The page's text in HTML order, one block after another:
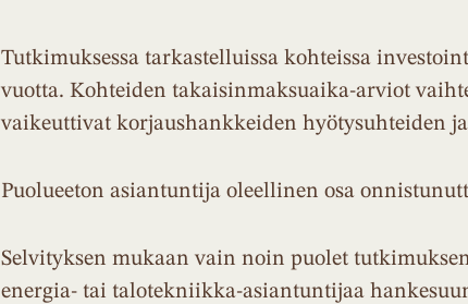
Tutkimuksessa tarkastelluissa kohteissa
vuotta. Kohteiden takaisinmaksuaika-arviot
vaikeuttivat korjaushankkeiden hyötysuhteiden
Puolueeton asiantuntija oleellinen osa
Selvityksen mukaan vain noin puolet
energia- tai talotekniikka-asiantuntijaa